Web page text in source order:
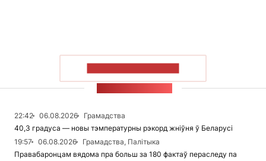
22:42 06.08.2026
Грамадства
40,3 градуса — новы тэмпературны рэкорд жніўня ў Беларусі
19:57
06.08.2026
Грамадства, Палітыка
Правабаронцам вядома пра больш за 180 фактаў пераследу па